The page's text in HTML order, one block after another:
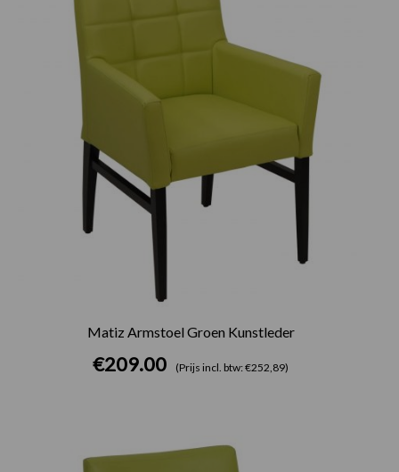
Matiz Armstoel Groen Kunstleder
€209.00 (Prijs incl. btw: €252,89)